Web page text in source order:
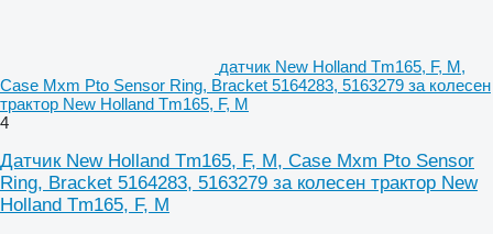
датчик New Holland Tm165, F, M,
Case Mxm Pto Sensor Ring, Bracket 5164283, 5163279 за колесен
трактор New Holland Tm165, F, M
4
Датчик New Holland Tm165, F, M, Case Mxm Pto Sensor
Ring, Bracket 5164283, 5163279 за колесен трактор New
Holland Tm165, F, M